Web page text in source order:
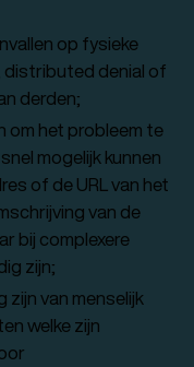
op fysieke
distributed denial of
derden;
om het probleem te
mogelijk kunnen
of de URL van het
van de
bij complexere
zijn;
van menselijk
welke zijn